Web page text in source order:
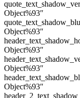
Object%93″
Object%93″
Object%93″
Object%93″
Object%93″